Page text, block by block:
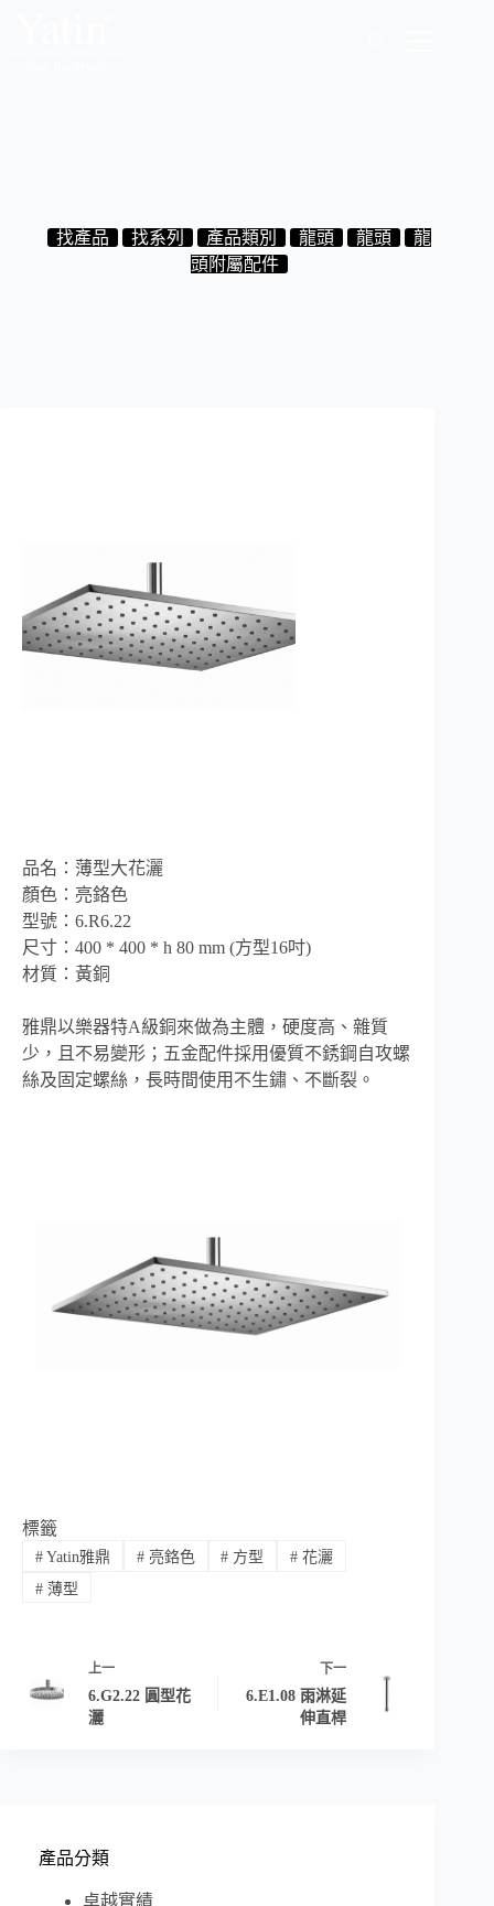
找產品
找系列 產品類別 龍頭 龍頭
龍
頭附屬配件
品名：薄型大花灑
顏色：亮鉻色
型號：6.R6.22
尺寸：400 * 400 * h 80 mm (方型16吋)
材質：黃銅
雅鼎以樂器特A級銅來做為主體，硬度高、雜質
少，且不易變形；五金配件採用優質不銹鋼自攻螺
絲及固定螺絲，長時間使用不生鏽、不斷裂。
標籤
#Yatin雅鼎 #亮鉻色 # 方型 # 花灑
#薄型
上一
6.G2.22 圓型花
灑
下一
6.E1.08 雨淋延
伸直桿
產品分類
卓越實績